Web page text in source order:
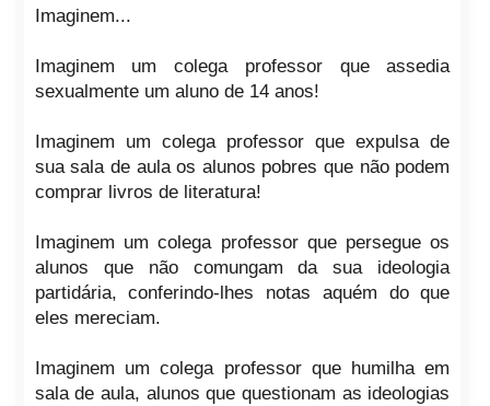
Imaginem...
Imaginem um colega professor que assedia
sexualmente um aluno de 14 anos!
Imaginem um colega professor que expulsa de
sua sala de aula os alunos pobres que não podem
comprar livros de literatura!
Imaginem um colega professor que persegue os
alunos que não comungam da sua ideologia
partidária, conferindo-lhes notas aquém do que
eles mereciam.
Imaginem um colega professor que humilha em
sala de aula, alunos que questionam as ideologias